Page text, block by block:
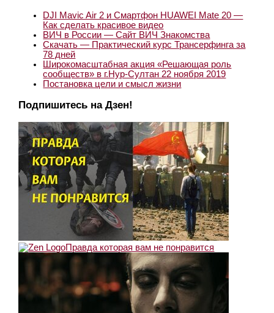
DJI Mavic Air 2 и Смартфон HUAWEI Mate 20 —
Как сделать красивое видео
ВИЧ в России — Сайт ВИЧ Знакомства
Скачать — Практический курс Трансерфинга за
78 дней
Широкомасштабная акция «Решающая роль
сообществ» в г.Нур-Султан 22 ноября 2019
Постановка цели и смысл жизни
Подпишитесь на Дзен!
Правда которая вам не понравится